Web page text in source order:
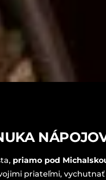
priamo pod
priateľmi,